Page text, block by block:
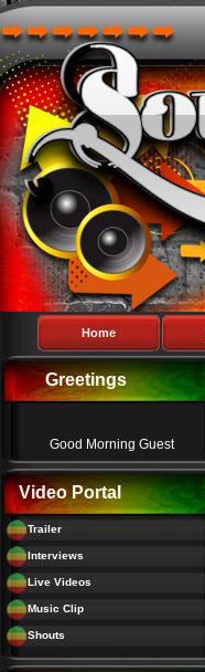
Home
Greetings
Good Morning Guest
Video Portal
Trailer
Interviews
Live Videos
Music Clip
Shouts